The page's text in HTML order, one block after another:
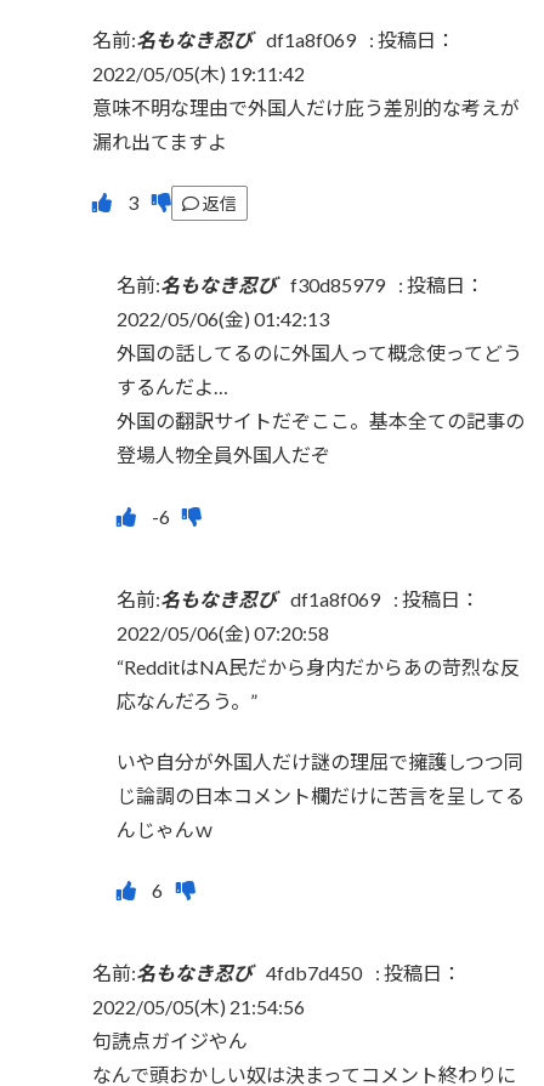
名前:名もなき忍び df1a8f069 : 投稿日：
2022/05/05(木) 19:11:42
意味不明な理由で外国人だけ庇う差別的な考えが
漏れ出てますよ
返信
名前:名もなき忍び f30d85979 : 投稿日：
2022/05/06(金) 01:42:13
外国の話してるのに外国人って概念使ってどう
するんだよ…
外国の翻訳サイトだぞここ。基本全ての記事の
登場人物全員外国人だぞ
名前:名もなき忍び df1a8f069 : 投稿日：
2022/05/06(金) 07:20:58
“RedditはNA民だから身内だからあの苛烈な反
応なんだろう。”
いや自分が外国人だけ謎の理屈で擁護しつつ同
じ論調の日本コメント欄だけに苦言を呈してる
んじゃんｗ
名前:名もなき忍び 4fdb7d450 : 投稿日：
2022/05/05(木) 21:54:56
句読点ガイジやん
なんで頭おかしい奴は決まってコメント終わりに